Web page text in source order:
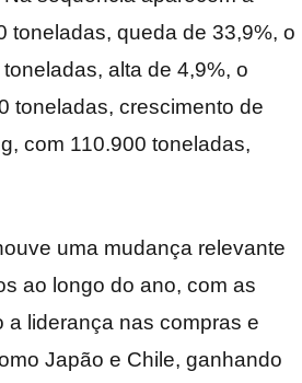
toneladas, queda de 33,9%, o
alta de 4,9%, o
toneladas, crescimento de
com 110.900 toneladas,
uma mudança relevante
ao longo do ano, com as
a liderança nas compras e
Japão e Chile, ganhando